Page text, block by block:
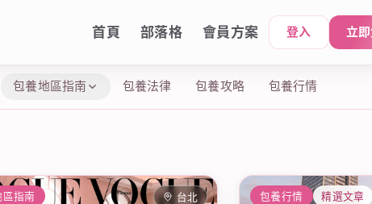
首頁 部落格 會員方案 登入 立
包養地區指南 包養法律 包養攻略 包養行情
區指南 台北 包養行情 精選文章